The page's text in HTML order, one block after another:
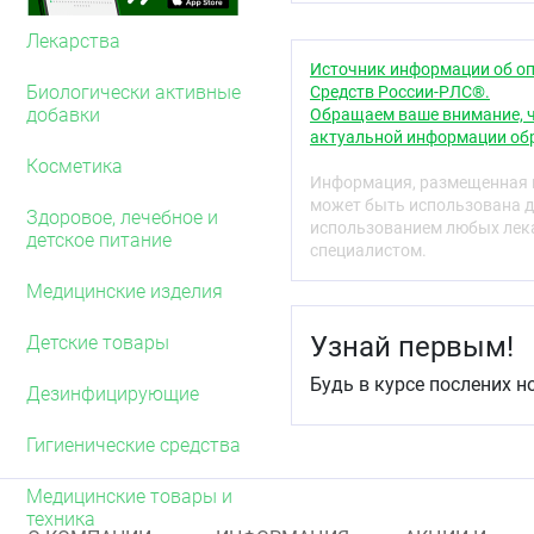
Лекарства
Биологически активные
добавки
Косметика
Здоровое, лечебное и
детское питание
Медицинские изделия
Детские товары
Дезинфицирующие
Гигиенические средства
Медицинские товары и
техника
3. Надевайте
касайтесь половым
4. Зажмите резервуар
выпустить воздух, и
эрегированного
5. Оттяните крайнюю
презерватив по
6. После
придерживая
пролива содержимого.
7. Заверните
отходов. Не бросайте
Для разных и
Источник информации об
Средств России-РЛС®.
Обращаем ваше внимание,
актуальной информации
Информация, размещенная
может быть использована
использованием любых
специалистом.
Узнай первым!
Будь в курсе послених